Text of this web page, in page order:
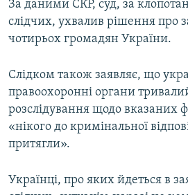
За даними СКР, суд, за
слідчих, ухвалив рішення про
чотирьох громадян України.
Слідком також заявляє, що
правоохоронні органи
розслідування щодо вказаних
«нікого до кримінальної
притягли».
Українці, про яких йдеться в